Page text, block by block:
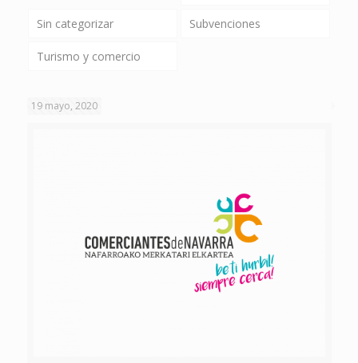
Sin categorizar Subvenciones
Turismo y comercio
19 mayo, 2020